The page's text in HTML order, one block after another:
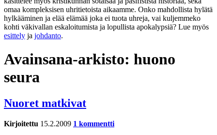
omaa kompleksisen uhritietoista aikaamme. Onko mahdollista hylätä
hylkääminen ja elää elämää joka ei tuota uhreja, vai kuljemmeko
kohti väkivallan eskaloitumista ja lopullista apokalypsiä? Lue myös
esittely ja johdanto.
Avainsana-arkisto: huono
seura
Nuoret matkivat
Kirjoitettu 15.2.2009 1 kommentti